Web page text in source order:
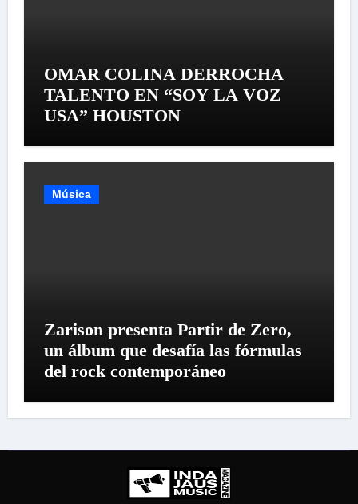
OMAR COLINA DERROCHA
TALENTO EN “SOY LA VOZ
USA” HOUSTON
Música
Zarison presenta Partir de Zero,
un álbum que desafía las fórmulas
del rock contemporáneo